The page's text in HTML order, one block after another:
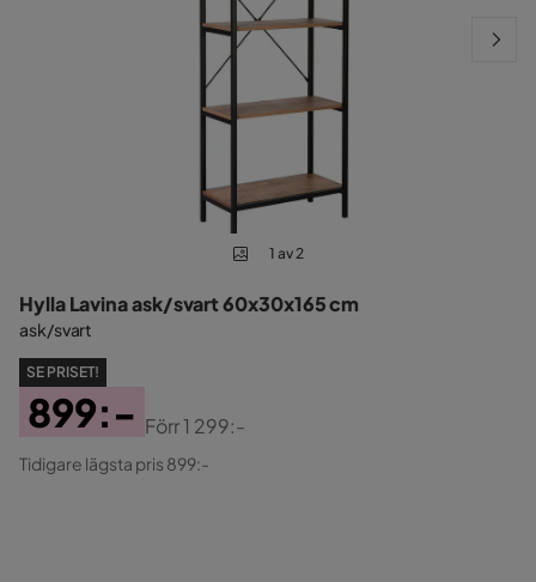
1 av 2
Hylla Lavina ask/svart 60x30x165 cm
ask/svart
SE PRISET!
Pris
899:-
Original
Förr1 299:-
Tidigare lägsta pris 899:-